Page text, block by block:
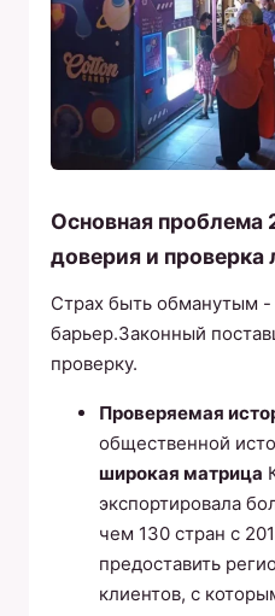
Основная проблема
доверия и проверка
Страх быть обманутым
барьер.Законный
проверку.
Проверяемая
общественной
широкая матрица
экспортировала
чем 130 стран с
предоставить
клиентов, с